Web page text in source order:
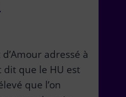
adressé à
dit que le HU est
que l’on